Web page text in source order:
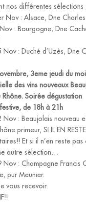
nos différentes sélections
Nov : Alsace, Dne
Nov : Bourgogne, Dne
Nov : Duché d’Uzès, Dne
, 3eme jeudi du
des vins nouveaux
Soirée dégustation
de 18h à 21h
Nov : Beaujolais nouveau
primeur, SI IL EN
Et si il n’en reste pas
autre sélection…
Nov : Champagne Francis
pur Meunier.
vous recevoir.